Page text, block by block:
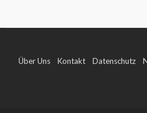
Über Uns Kontakt Datenschutz